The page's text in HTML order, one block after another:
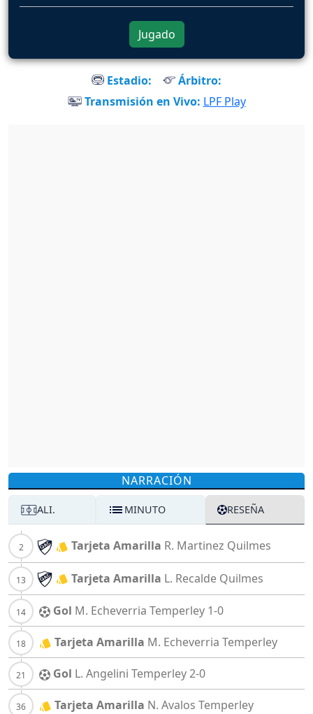
Jugado
Estadio:
Árbitro:
Transmisión en Vivo: LPF Play
NARRACIÓN
ALI. MINUTO RESEÑA
Tarjeta Amarilla R. Martinez Quilmes
Tarjeta Amarilla L. Recalde Quilmes
Gol M. Echeverria Temperley 1-0
Tarjeta Amarilla M. Echeverria Temperley
Gol L. Angelini Temperley2-0
Tarjeta Amarilla N. Avalos Temperley